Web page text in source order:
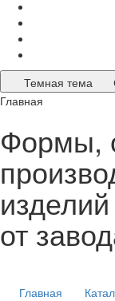
Темная тема
Главная
Формы,
от
Главная